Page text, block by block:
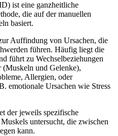
ist eine ganzheitliche
die auf der manuellen
basiert.
Auffindung von Ursachen, die
führen. Häufig liegt die
führt zu Wechselbeziehungen
(Muskeln und Gelenke),
Allergien, oder
emotionale Ursachen wie Stress
der jeweils spezifische
untersucht, die zwischen
kann.